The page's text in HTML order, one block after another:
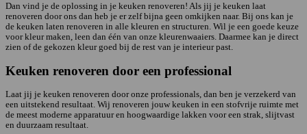
Dan vind je de oplossing in je keuken renoveren! Als jij je keuken laat
renoveren door ons dan heb je er zelf bijna geen omkijken naar. Bij ons kan je
de keuken laten renoveren in alle kleuren en structuren. Wil je een goede keuze
voor kleur maken, leen dan één van onze kleurenwaaiers. Daarmee kan je direct
zien of de gekozen kleur goed bij de rest van je interieur past.
Keuken renoveren door een professional
Laat jij je keuken renoveren door onze professionals, dan ben je verzekerd van
een uitstekend resultaat. Wij renoveren jouw keuken in een stofvrije ruimte met
de meest moderne apparatuur en hoogwaardige lakken voor een strak, slijtvast
en duurzaam resultaat.